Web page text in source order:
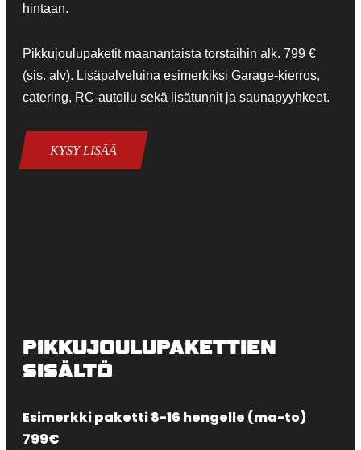
hintaan.
Pikkujoulupaketit maanantaista torstaihin alk. 799 €
(sis. alv). Lisäpalveluina esimerkiksi Garage-kierros,
catering, RC-autoilu sekä lisätunnit ja saunapyyhkeet.
KYSY LISÄÄ
PIKKUJOULUPAKETTIEN
SISÄLTÖ
Esimerkki paketti 8-16 hengelle (ma-to)
799€